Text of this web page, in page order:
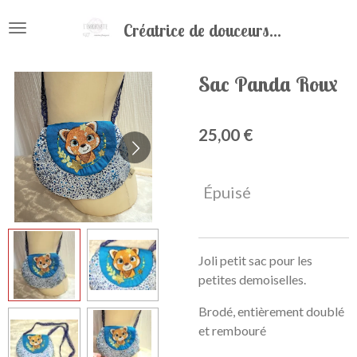
au
principal
Créatrice de douceurs...
Sac Panda Roux
25,00 €
Épuisé
Joli petit sac pour les
petites demoiselles.
Brodé, entièrement doublé
et rembouré